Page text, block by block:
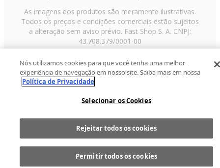
Comprar
As imagens dos produtos são meramente ilustrativas.
Todos os preços e condições comerciais estão sujeitos
a alteração sem aviso prévio. Fast Shop S. A. CNPJ:
43.708.379/0001-00
Paulo/SP, CEP 02029-001, Telefone: 11 3003-3728 ©
2013 Fast Shop - Todos os direitos reservadosRF
Nós utilizamos cookies para que você tenha uma melhor
experiência de navegação em nosso site. Saiba mais em nossa
Política de Privacidade
Selecionar os Cookies
Rejeitar todos os cookies
Permitir todos os cookies